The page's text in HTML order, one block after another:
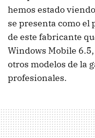
hemos estado
se presenta como
de este fabricante
Windows Mobile
otros modelos de la
profesionales.